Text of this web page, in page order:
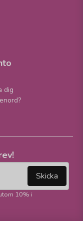
dig
Skicka
10% i